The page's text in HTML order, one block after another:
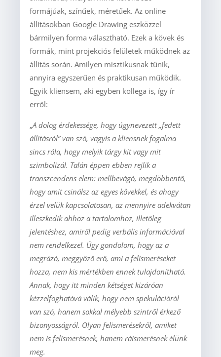
formájúak, színűek, méretűek. Az online
állításokban Google Drawing eszközzel
bármilyen forma választható. Ezek a kövek és
formák, mint projekciós felületek működnek az
állítás során. Amilyen misztikusnak tűnik,
annyira egyszerűen és praktikusan működik.
Egyik kliensem, aki egyben kollega is, így ír
erről:
„A dolog érdekessége, hogy úgynevezett „fedett
állításról” van szó, vagyis a kliensnek fogalma
sincs róla, hogy melyik tárgy kit vagy mit
szimbolizál. Talán éppen ebben rejlik a
transzcendens elem: mellbevágó, megdöbbentő,
hogy amit csinálsz az egyes kövekkel, és ahogy
érzel velük kapcsolatosan, az mennyire adekvátan
illeszkedik ahhoz a tartalomhoz, illetőleg
jelentéshez, amiről pedig verbális információval
nem rendelkezel. Úgy gondolom, hogy az a
megrázó, meggyőző erő, ami a felismeréseket
hozza, nem kis mértékben ennek tulajdonítható.
Annak, hogy itt minden kétséget kizáróan
kézzelfoghatóvá válik, hogy nem spekulációról
van szó, hanem sokkal mélyebb szintről érkező
bizonyosságról. Olyan felismerésekről, amiket
nem is felismerésnek, hanem ráismerésnek élünk
meg.